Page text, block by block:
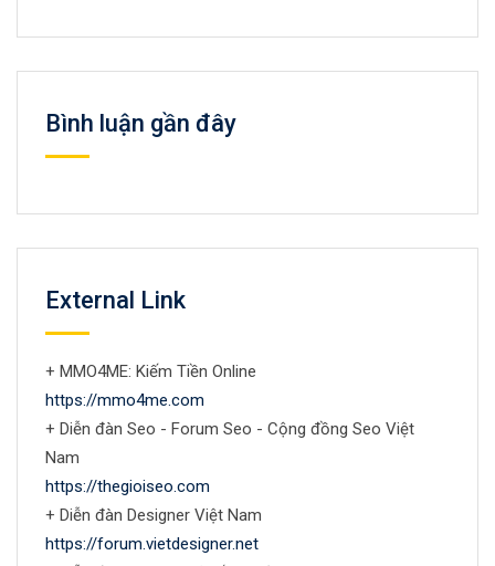
Bình luận gần đây
External Link
+ MMO4ME: Kiếm Tiền Online
https://mmo4me.com
+ Diễn đàn Seo - Forum Seo - Cộng đồng Seo Việt
Nam
https://thegioiseo.com
+ Diễn đàn Designer Việt Nam
https://forum.vietdesigner.net